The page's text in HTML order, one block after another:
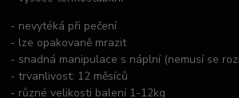
- nevytéká při pečení
- lze opakovaně mrazit
- snadná manipulace s náplní (nemusí se
- trvanlivost: 12 měsíců
- různé velikosti balení 1-12kg